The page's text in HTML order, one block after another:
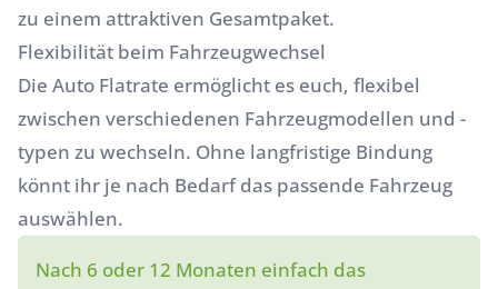
zu einem attraktiven Gesamtpaket.
Flexibilität beim Fahrzeugwechsel
Die Auto Flatrate ermöglicht es euch, flexibel
zwischen verschiedenen Fahrzeugmodellen und -
typen zu wechseln. Ohne langfristige Bindung
könnt ihr je nach Bedarf das passende Fahrzeug
auswählen.
Nach 6 oder 12 Monaten einfach das